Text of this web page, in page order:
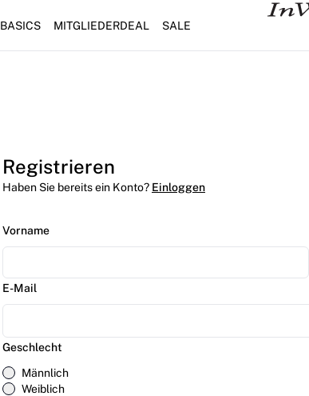
BASICS MITGLIEDERDEAL SALE
Registrieren
Haben Sie bereits ein Konto? Einloggen
Vorname
E-Mail
Geschlecht
Männlich
Weiblich